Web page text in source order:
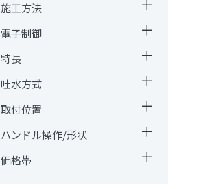
施工方法
電子制御
特長
吐水方式
取付位置
ハンドル操作/形状
価格帯